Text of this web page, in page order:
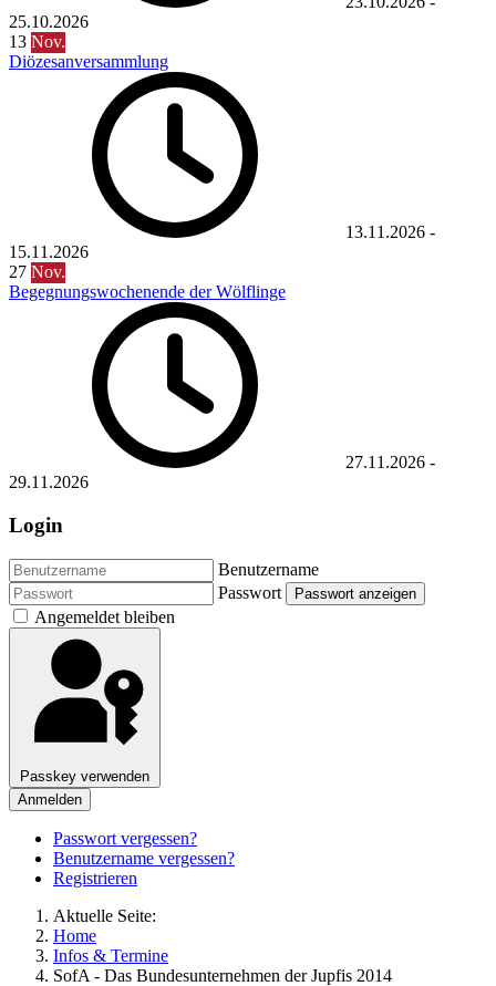
25.10.2026
13 Nov.
Diözesanversammlung
13.11.2026 -
15.11.2026
27 Nov.
Begegnungswochenende der Wölflinge
27.11.2026 -
29.11.2026
Login
Benutzername
Passwort
Passwort anzeigen
Angemeldet bleiben
Passkey verwenden
Anmelden
Passwort vergessen?
Benutzername vergessen?
Registrieren
Aktuelle Seite:
Home
Infos & Termine
SofA - Das Bundesunternehmen der Jupfis 2014